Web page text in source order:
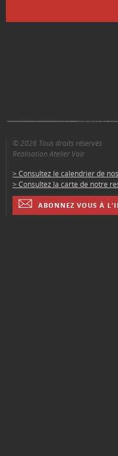
© 2026 Tous droits réservés
Réalisation Atelier Voir
> Consultez le calendrier de
> Consultez la carte de notre
ABONNEZ VOUS À